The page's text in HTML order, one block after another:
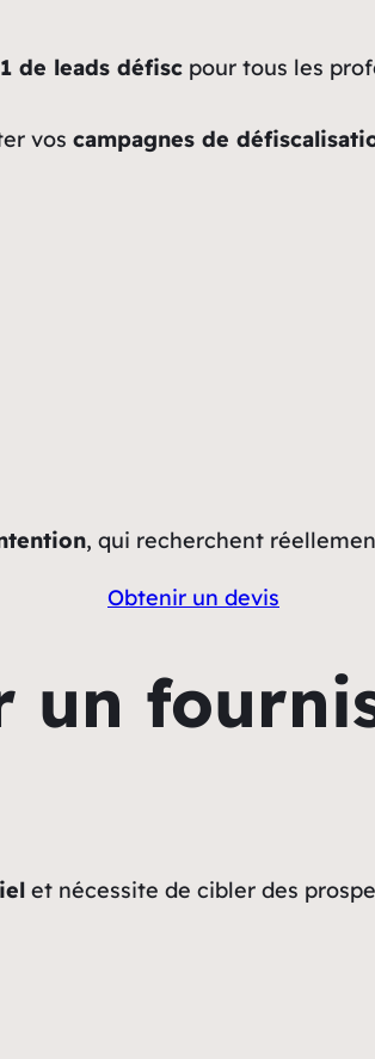
de leads défiscpour tous les
vos campagnes de
, qui recherchent
Obtenir un devis
un
et nécessite de cibler des